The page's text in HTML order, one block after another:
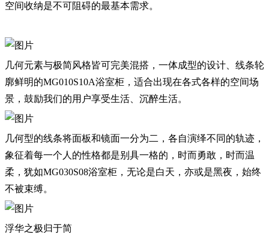
空间收纳是不可阻碍的最基本需求。
几何元素与极简风格皆可完美混搭，一体成型的设计、线条轮
廓鲜明的MG010S10A浴室柜，适合出现在各式各样的空间场
景，鼓励我们的用户享受生活、沉醉生活。
几何型的线条将面板和镜面一分为二，各自演绎不同的轨迹，
象征着每一个人的性格都是别具一格的，时而勇敢，时而温
柔，犹如MG030S08浴室柜，无论是白天，亦或是黑夜，始终
不被束缚。
浮华之极归于简